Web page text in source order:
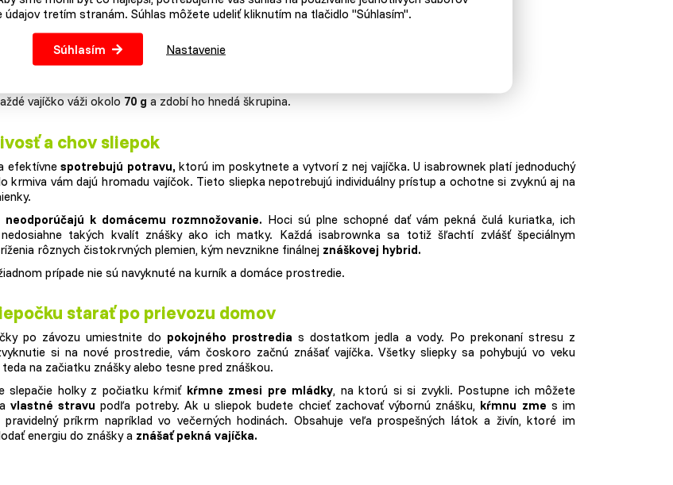
V dospelosti sliepka vážiokolo 2 kg. Radí sa váhovo medzistredne ťažké typy sliepok.
Denne spotrebujú v priemere
110 g kŕmnej zmesi.
vajíčko váži okolo 70 g a zdobí ho hnedá škrupina.
a chov sliepok
efektívnespotrebujú potravu, ktorú im poskytnete a vytvorí z nej vajíčka. U isabrownek platí jednoduchý
krmiva vám dajú hromadu vajíčok. Tieto sliepka nepotrebujú individuálny prístup a ochotne si zvyknú aj na
neodporúčajú k domácemu rozmnožovanie. Hoci sú plne schopné dať vám pekná čulá kuriatka, ich
takých kvalít znášky ako ich matky. Každá isabrownka sa totiž šľachtí zvlášť špeciálnym
rôznych čistokrvných plemien, kým nevznikne finálnej znáškovej hybrid.
prípade nie sú navyknuté na kurník a domáce prostredie.
starať po prievozu domov
po závozu umiestnite do pokojného prostredia s dostatkom jedla a vody. Po prekonaní stresu z
si na nové prostredie, vám čoskoro začnú znášať vajíčka. Všetky sliepky sa pohybujú vo veku
teda na začiatku znášky alebo tesne pred znáškou.
slepačie holky z počiatku kŕmiť kŕmne zmesi pre mládky, na ktorú si si zvykli. Postupne ich môžete
vlastné stravu podľa potreby. Ak u sliepok budete chcieť zachovať výbornú znášku, kŕmnu zme s im
pravidelný príkrm napríklad vo večerných hodinách. Obsahuje veľa prospešných látok a živín, ktoré im
energiu do znášky a znášať pekná vajíčka.
tretím stranám. Súhlas môžete udeliť kliknutím na tlačidlo "Súhlasím".
Súhlasím Nastavenie